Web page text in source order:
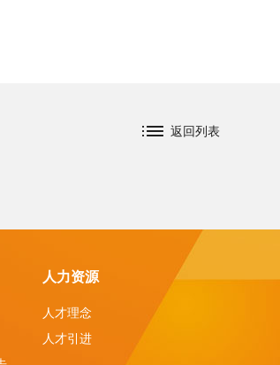
返回列表
人力资源
人才理念
人才引进